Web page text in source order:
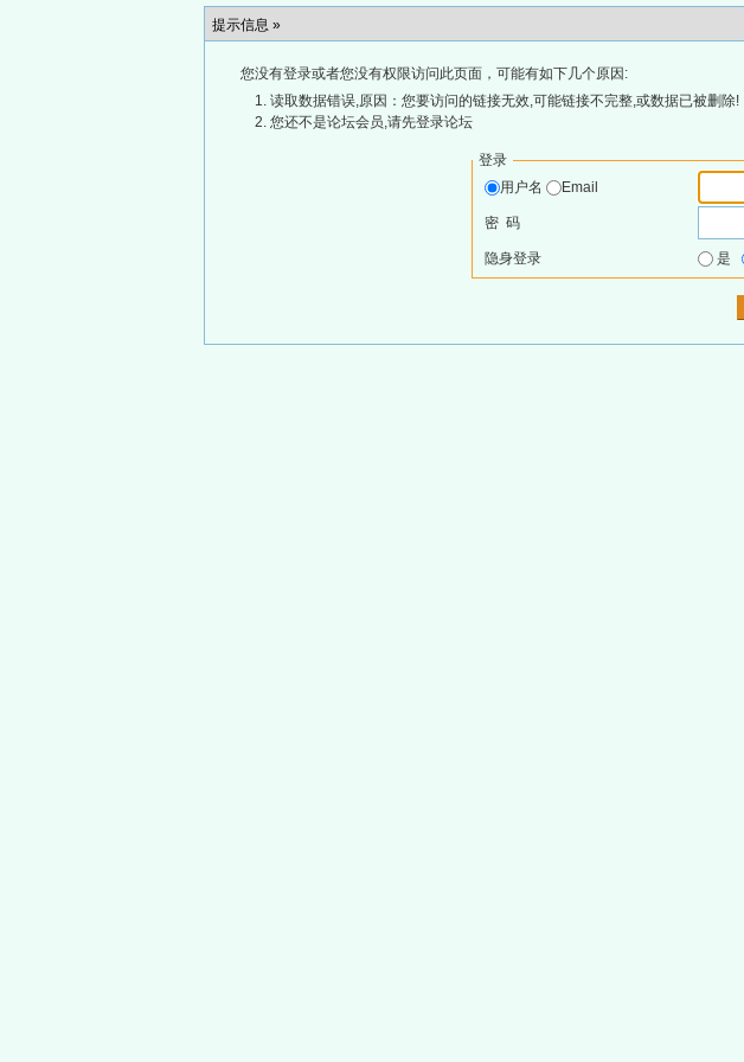
提示信息 »
您没有登录或者您没有权限访问此页面，可能有如下几个原因:
读取数据错误,原因：您要访问的链接无效,可能链接不完整,或数据已被删除!
您还不是论坛会员,请先登录论坛
登录
用户名
Email
密 码
隐身登录 是